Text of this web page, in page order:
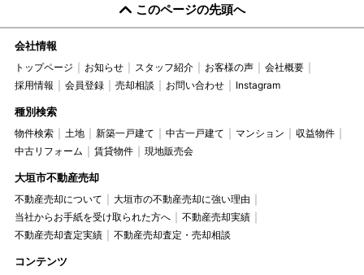
このページの先頭へ
会社情報
トップページ お知らせ スタッフ紹介 お客様の声
会社概要
採用情報
会員登録 売却相談 お問い合わせ Instagram
種別検索
物件検索 土地 新築一戸建て 中古一戸建て マンション
収益物件
中古リフォーム
賃貸物件 現地販売会
大垣市不動産売却
不動産売却について
大垣市の不動産売却に強い理由
当社からお手紙を受け取られた方へ
不動産売却実績
不動産売却査定実績
不動産売却査定・売却相談
コンテンツ